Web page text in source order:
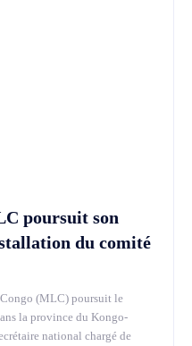
poursuit son
du comité
(MLC) poursuit le
la province du Kongo-
national chargé de